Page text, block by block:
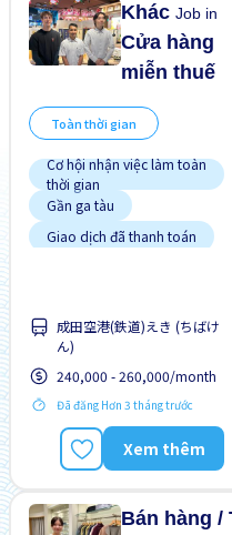
KhácJob in
Cửa hàng
miễn thuế
Toàn thời gian
Cơ hội nhận việc làm toàn
thời gian
Gần ga tàu
Giao dịch đã thanh toán
Ưu tiên nam giới
Ưu tiên nữ giới
成田空港(鉄道)えき (ちばけ
ん)
240,000 - 260,000/month
Đã đăng Hơn 3 tháng trước
Xem thêm
Bán hàng